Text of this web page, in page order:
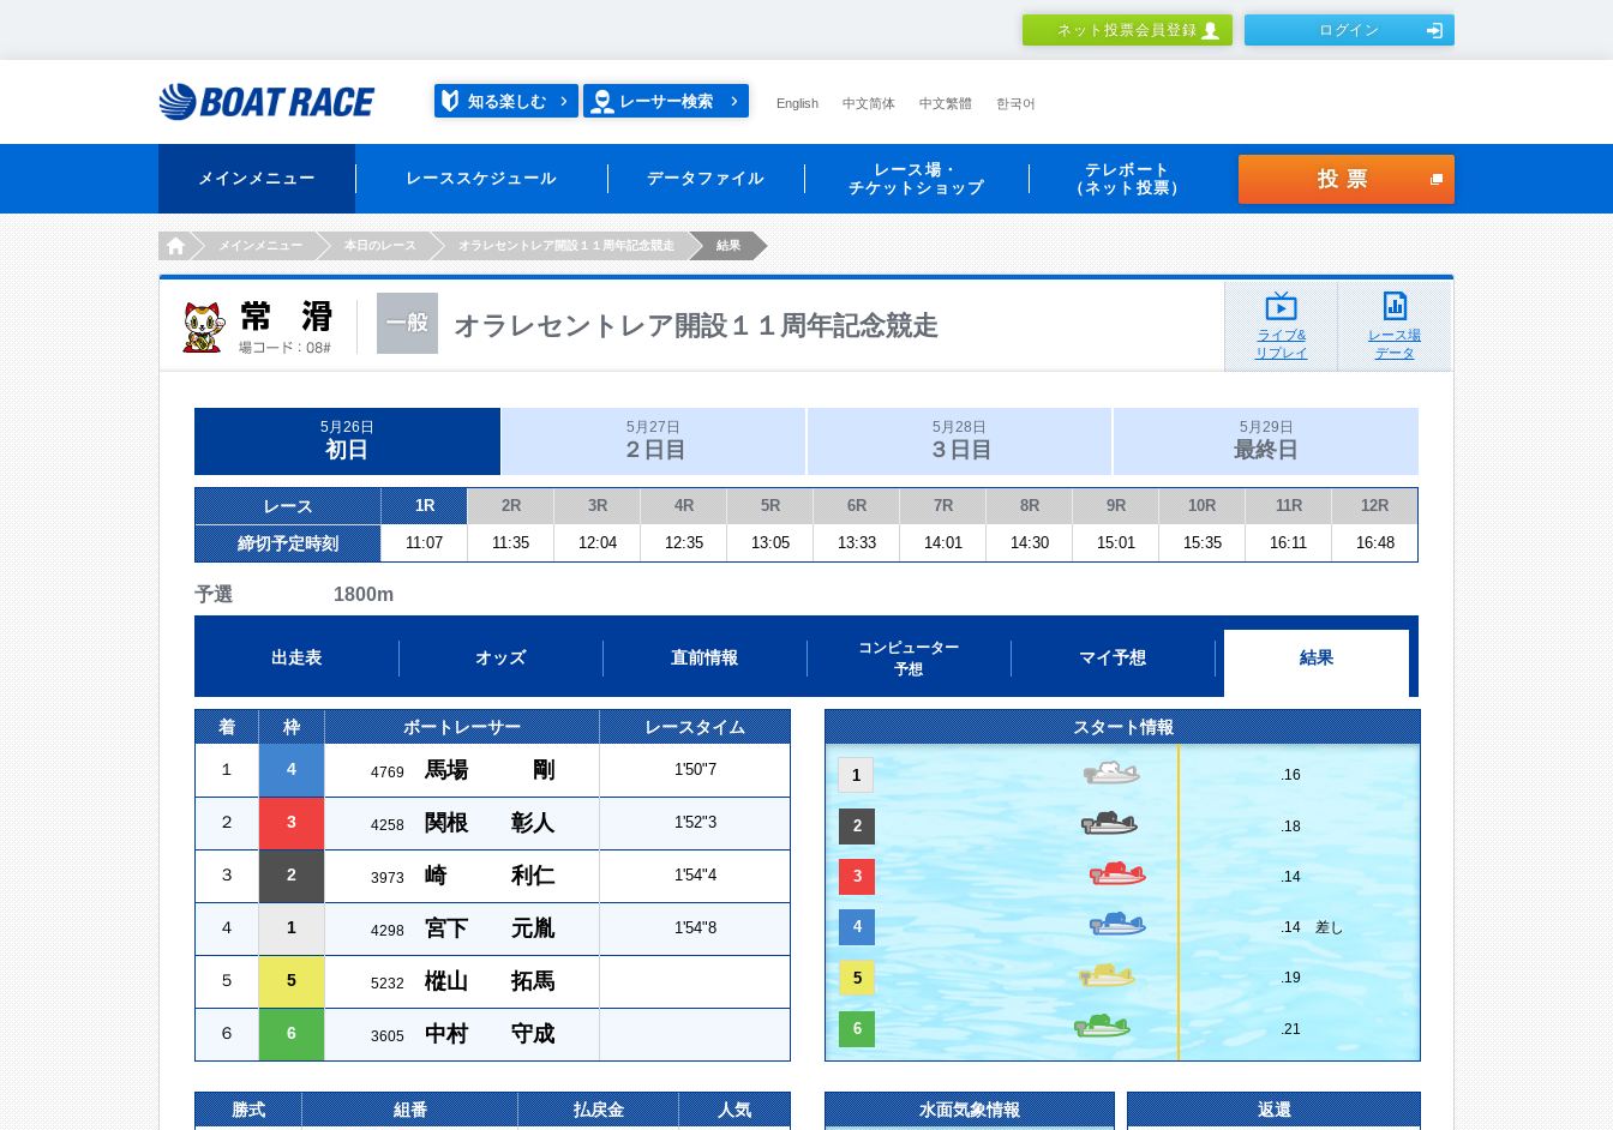
ネット投票会員登録 ログイン
知る楽しむ レーサー検索 English 中文简体 中文繁體 한국어
メインメニュー レーススケジュール データファイル
レース場・
チケットショップ
テレボート
（ネット投票）
投票
HOMEメインメニュー 本日のレース オラレセントレア開設１１周年記念競走 結果
オラレセントレア開設１１周年記念競走
ライブ&
リプレイ
レース場
データ
5月26日
初日
5月27日
２日目
5月28日
３日目
5月29日
最終日
レース 1R 2R 3R 4R 5R 6R 7R 8R 9R 10R 11R 12R
締切予定時刻 11:07 11:35 12:04 12:35 13:05 13:33 14:01 14:30 15:01 15:35 16:11 16:48
予選 1800m
出走表 オッズ 直前情報
コンピューター
予想
マイ予想 結果
着 枠 ボートレーサー レースタイム
１ 4 4769 馬場 剛 1'50"7
２ 3 4258 関根 彰人 1'52"3
３ 2 3973 崎 利仁 1'54"4
４ 1 4298 宮下 元胤 1'54"8
５ 5 5232 樅山 拓馬
６ 6 3605 中村 守成
スタート情報
1 .16
2 .18
3 .14
4 .14 差し
5 .19
6 .21
勝式 組番 払戻金 人気 水面気象情報 返還